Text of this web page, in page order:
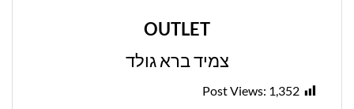
OUTLET
צמיד ברא גולד
Post Views: 1,352